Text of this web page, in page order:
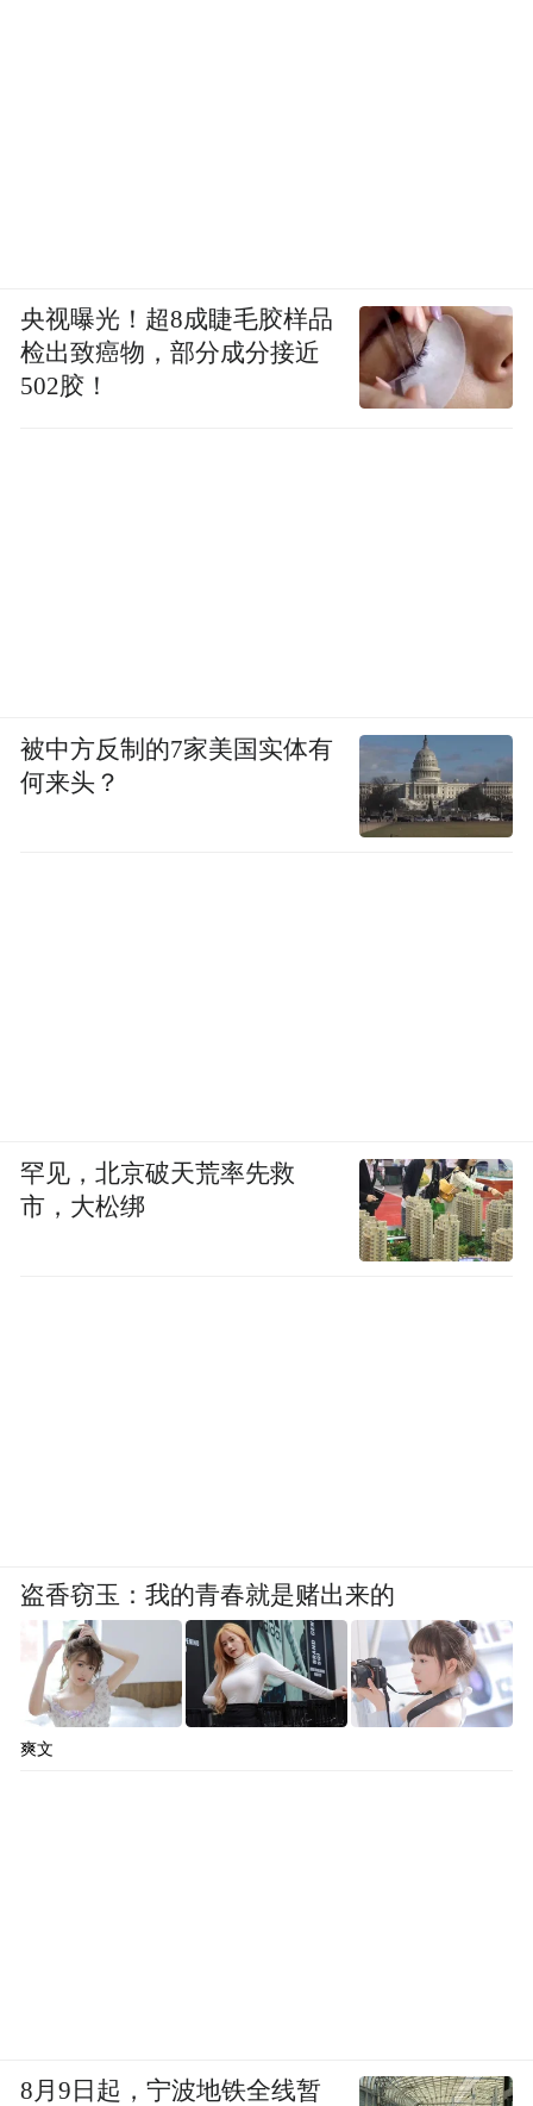
央视曝光！超8成睫毛胶样品
检出致癌物，部分成分接近
502胶！
被中方反制的7家美国实体有
何来头？
罕见，北京破天荒率先救
市，大松绑
盗香窃玉：我的青春就是赌出来的
爽文
8月9日起，宁波地铁全线暂